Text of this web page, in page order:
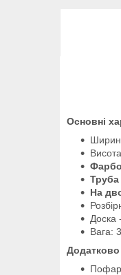
Основні
На
Доска
Вага: